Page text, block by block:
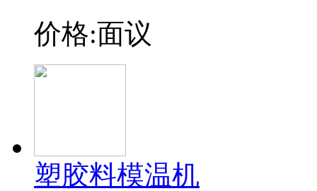
价格:面议
塑胶料模温机